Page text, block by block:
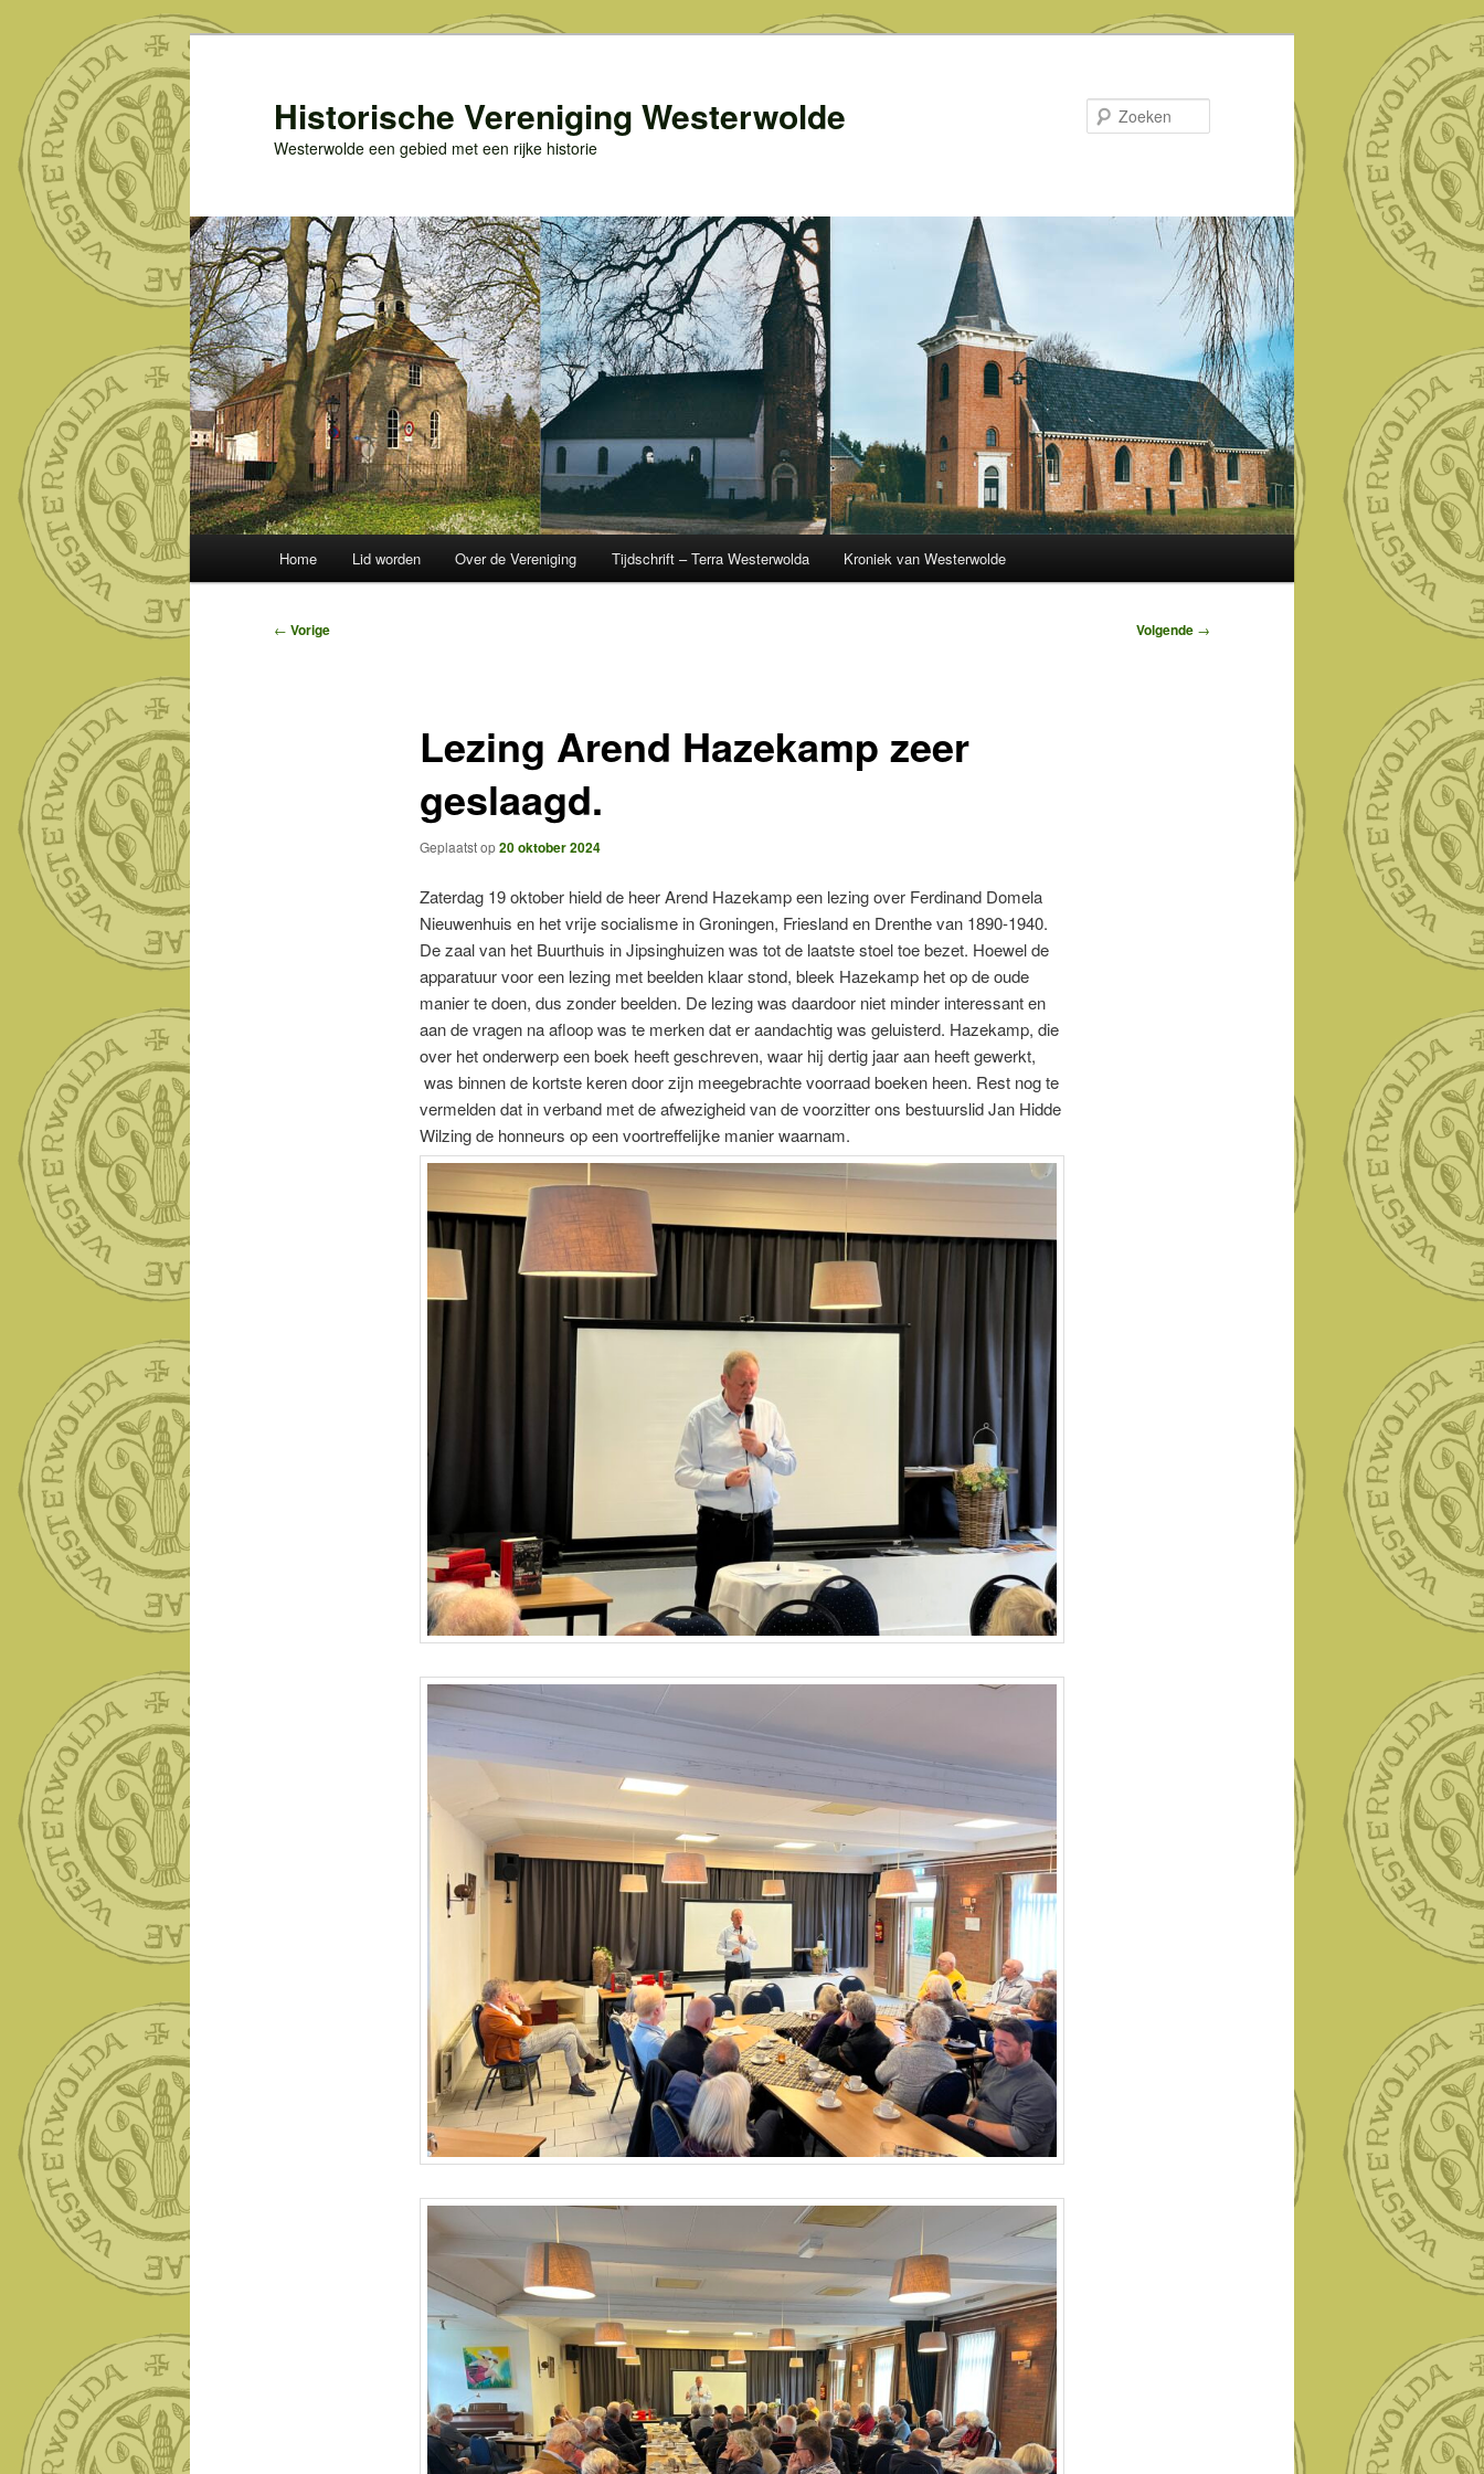
primaire
inhoud
Historische Vereniging Westerwolde
Westerwolde een gebied met een rijke historie
Home Lid worden Over de Vereniging Tijdschrift – Terra Westerwolda Kroniek van Westerwolde
Bericht
← Vorige Volgende →
Lezing Arend Hazekamp zeer
geslaagd.
Geplaatst op20 oktober 2024
Zaterdag 19 oktober hield de heer Arend Hazekamp een lezing over Ferdinand Domela
Nieuwenhuis en het vrije socialisme in Groningen, Friesland en Drenthe van 1890-1940.
De zaal van het Buurthuis in Jipsinghuizen was tot de laatste stoel toe bezet. Hoewel de
apparatuur voor een lezing met beelden klaar stond, bleek Hazekamp het op de oude
manier te doen, dus zonder beelden. De lezing was daardoor niet minder interessant en
aan de vragen na afloop was te merken dat er aandachtig was geluisterd. Hazekamp, die
over het onderwerp een boek heeft geschreven, waar hij dertig jaar aan heeft gewerkt,
was binnen de kortste keren door zijn meegebrachte voorraad boeken heen. Rest nog te
vermelden dat in verband met de afwezigheid van de voorzitter ons bestuurslid Jan Hidde
Wilzing de honneurs op een voortreffelijke manier waarnam.